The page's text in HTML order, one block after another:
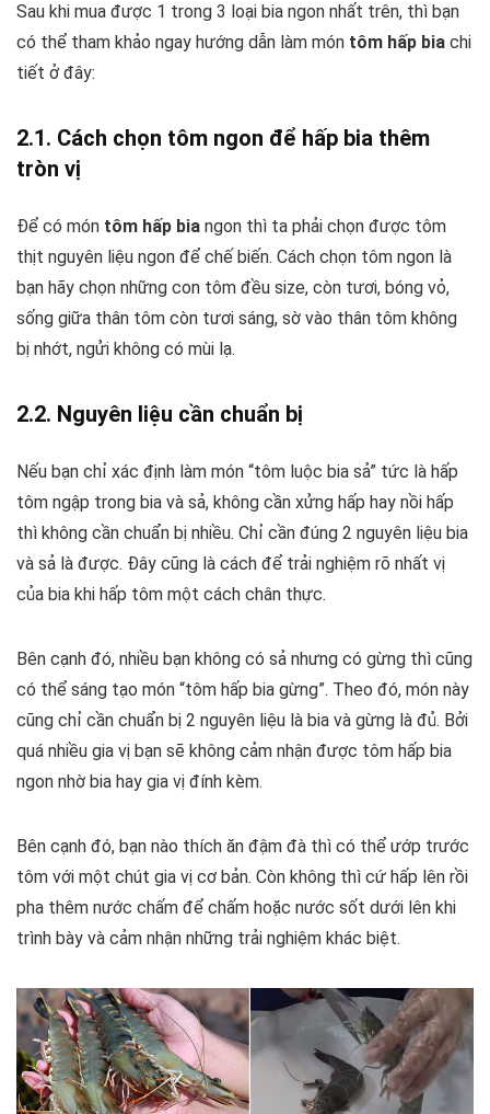
Sau khi mua được 1 trong 3 loại bia ngon nhất trên, thì bạn
có thể tham khảo ngay hướng dẫn làm món tôm hấp bia chi
tiết ở đây:
2.1. Cách chọn tôm ngon để hấp bia thêm
tròn vị
Để có món tôm hấp bia ngon thì ta phải chọn được tôm
thịt nguyên liệu ngon để chế biến. Cách chọn tôm ngon là
bạn hãy chọn những con tôm đều size, còn tươi, bóng vỏ,
sống giữa thân tôm còn tươi sáng, sờ vào thân tôm không
bị nhớt, ngửi không có mùi lạ.
2.2. Nguyên liệu cần chuẩn bị
Nếu bạn chỉ xác định làm món “tôm luộc bia sả” tức là hấp
tôm ngập trong bia và sả, không cần xửng hấp hay nồi hấp
thì không cần chuẩn bị nhiều. Chỉ cần đúng 2 nguyên liệu bia
và sả là được. Đây cũng là cách để trải nghiệm rõ nhất vị
của bia khi hấp tôm một cách chân thực.
Bên cạnh đó, nhiều bạn không có sả nhưng có gừng thì cũng
có thể sáng tạo món “tôm hấp bia gừng”. Theo đó, món này
cũng chỉ cần chuẩn bị 2 nguyên liệu là bia và gừng là đủ. Bởi
quá nhiều gia vị bạn sẽ không cảm nhận được tôm hấp bia
ngon nhờ bia hay gia vị đính kèm.
Bên cạnh đó, bạn nào thích ăn đậm đà thì có thể ướp trước
tôm với một chút gia vị cơ bản. Còn không thì cứ hấp lên rồi
pha thêm nước chấm để chấm hoặc nước sốt dưới lên khi
trình bày và cảm nhận những trải nghiệm khác biệt.